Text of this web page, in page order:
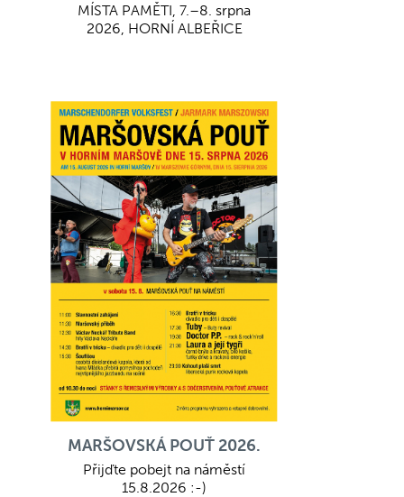
MÍSTA PAMĚTI, 7.–8. srpna
2026, HORNÍ ALBEŘICE
MARŠOVSKÁ POUŤ 2026.
Přijďte pobejt na náměstí
15.8.2026 :-)